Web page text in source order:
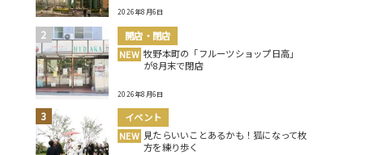
2026年8月6日
開店・閉店
NEW 牧野本町の「フルーツショップ日高」
が8月末で閉店
2026年8月6日
イベント
NEW 見たらいいことあるかも！狐になって枚
方を練り歩く